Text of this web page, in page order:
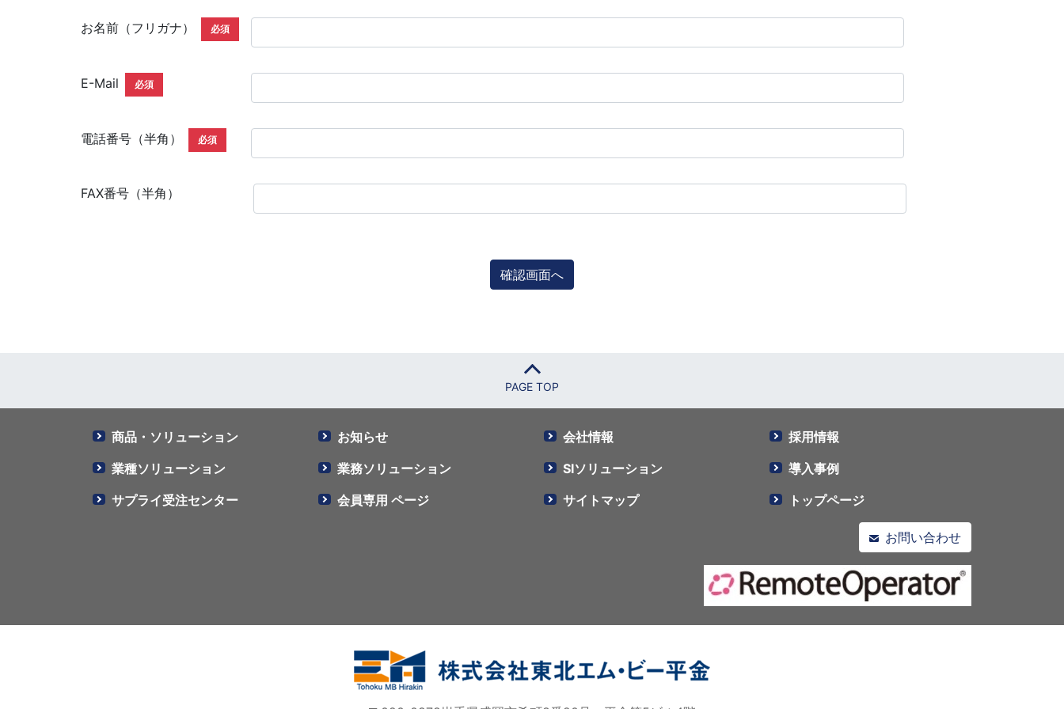
お名前（フリガナ） 必須
E-Mail 必須
電話番号（半角） 必須
FAX番号（半角）
PAGE TOP
商品・ソリューション お知らせ 会社情報
採用情報
業種ソリューション
業務ソリューション SIソリューション
導入事例
サプライ受注センター
会員専用 ページ サイトマップ トップページ
お問い合わせ